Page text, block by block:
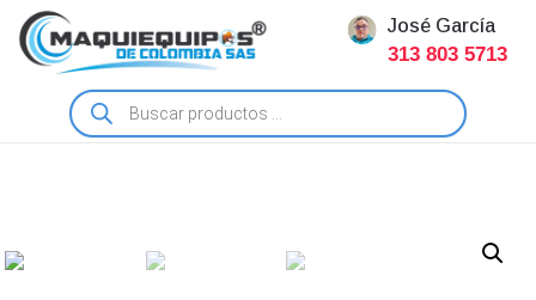
José García
313 803 5713
Búsqueda
de
productos